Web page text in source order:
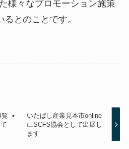
様々なプロモーション施策
とのことです。
いたばし産業見本市online
にSCFS協会として出展し
ます